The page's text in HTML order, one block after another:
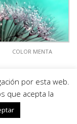
COLOR MENTA
0
por esta web.
que acepta la